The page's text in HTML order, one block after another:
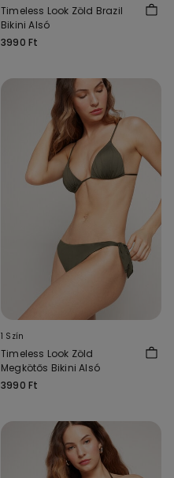
Timeless Look Zöld Brazil
Bikini Alsó
3990 Ft
1 Szín
Timeless Look Zöld
Megkötős Bikini Alsó
3990 Ft